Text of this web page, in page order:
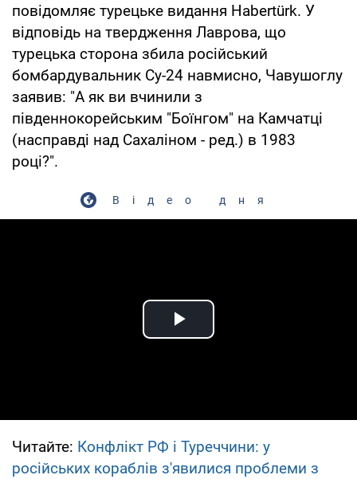
повідомляє турецьке видання Habertürk. У
відповідь на твердження Лаврова, що
турецька сторона збила російський
бомбардувальник Су-24 навмисно, Чавушоглу
заявив: "А як ви вчинили з
південнокорейським "Боїнгом" на Камчатці
(насправді над Сахаліном - ред.) в 1983
році?".
Відео дня
Play Video
Читайте: Конфлікт РФ і Туреччини: у
російських кораблів з'явилися проблеми з